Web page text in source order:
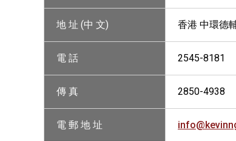
地 址 (中 文) 香港 中環德
電 話 2545-8181
傳 真 2850-4938
電 郵 地 址